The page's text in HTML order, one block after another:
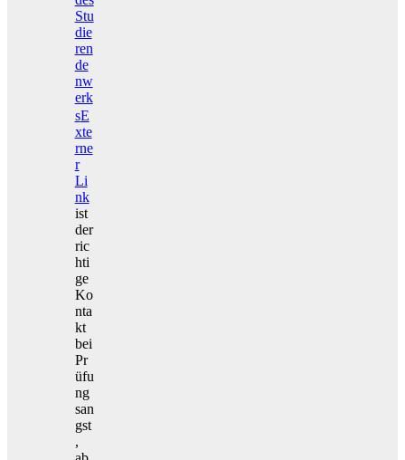
Stu
die
ren
de
nw
erk
sE
xte
rne
r
Li
nk
ist
der
ric
hti
ge
Ko
nta
kt
bei
Pr
üfu
ng
san
gst
,